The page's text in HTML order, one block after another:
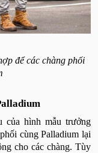
để các chàng phối
của hình mẫu trưởng
cùng Palladium lại
cho các chàng. Tùy